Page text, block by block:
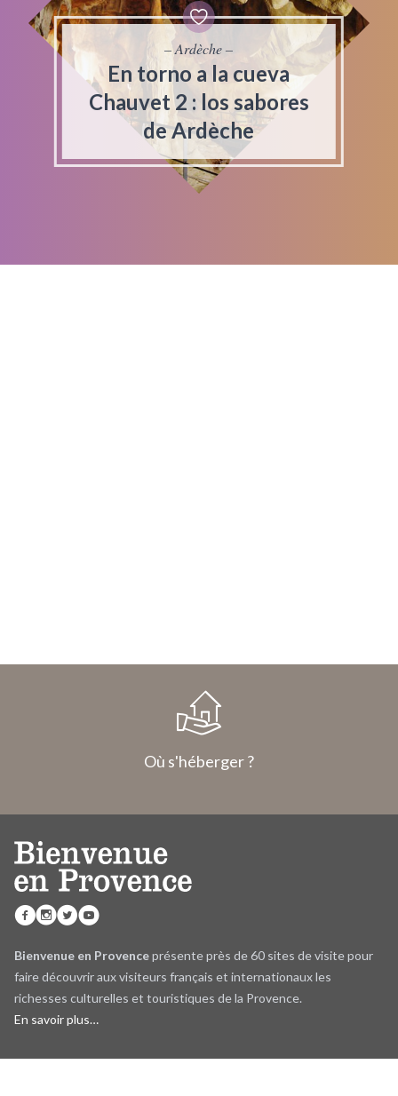
– Ardèche –
En torno a la cueva
Chauvet 2 : los sabores
de Ardèche
Où s'héberger ?
Bienvenue en Provenceprésente près de 60 sites de visite pour
faire découvrir aux visiteurs français et internationaux les
richesses culturelles et touristiques de la Provence.
En savoir plus…